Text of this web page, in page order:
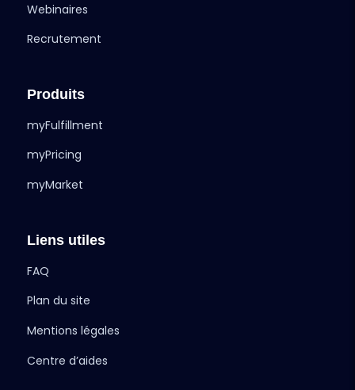
Webinaires
Recrutement
Produits
myFulfillment
myPricing
myMarket
Liens utiles
FAQ
Plan du site
Mentions légales
Centre d’aides